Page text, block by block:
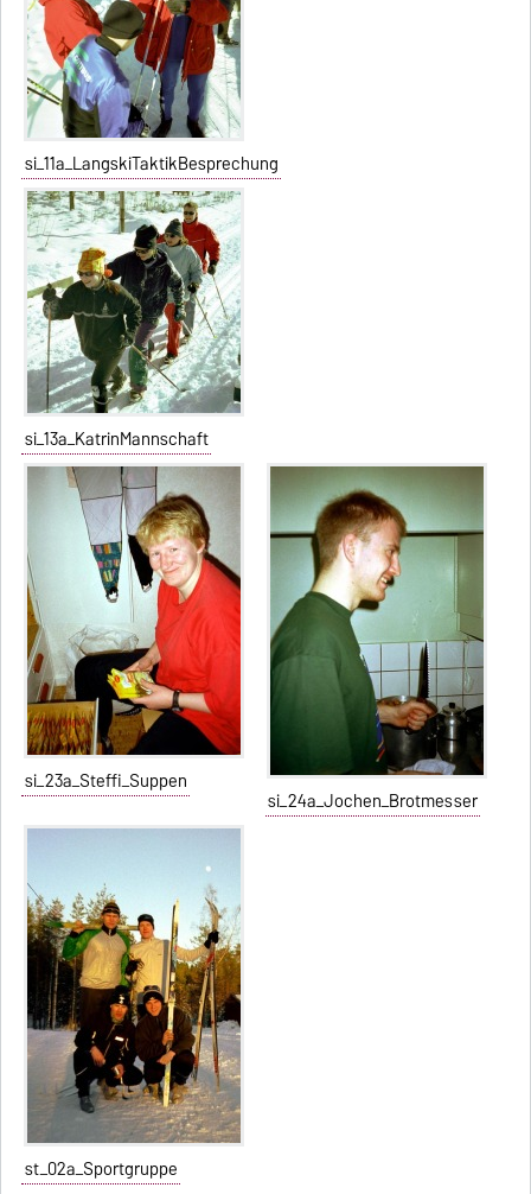
si_11a_LangskiTaktikBesprechung
si_13a_KatrinMannschaft
si_23a_Steffi_Suppen
si_24a_Jochen_Brotmesser
st_02a_Sportgruppe